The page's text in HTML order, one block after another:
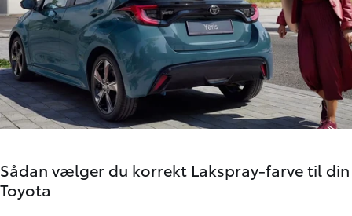
Sådan vælger du korrekt Lakspray-farve til din
Toyota